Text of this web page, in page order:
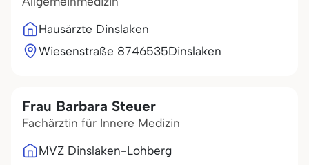
Hausärzte Dinslaken
Wiesenstraße 8746535Dinslaken
Frau Barbara Steuer
Fachärztin für Innere Medizin
MVZ Dinslaken-Lohberg